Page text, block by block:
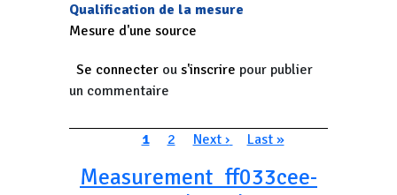
Qualification de la mesure
Mesure d'une source
Se connecter ou s'inscrire pour publier
un commentaire
PaginationPage courante
1 Page
2 Page suivante
Next › Dernière page
Last »
Measurement_ff033cee-